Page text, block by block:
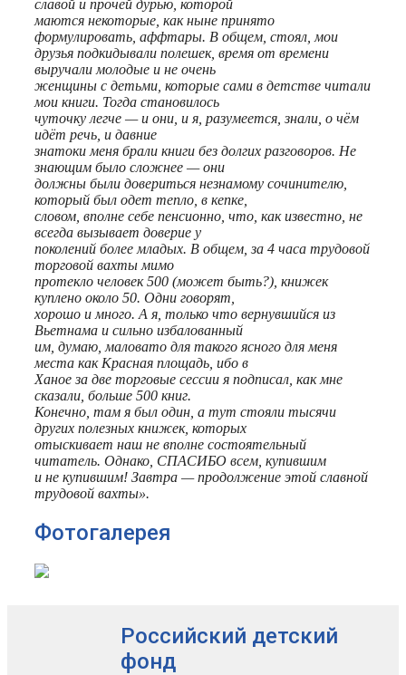
славой и прочей дурью, которой
маются некоторые, как ныне принято
формулировать, аффтары. В общем, стоял, мои
друзья подкидывали полешек, время от времени
выручали молодые и не очень
женщины с детьми, которые сами в детстве читали
мои книги. Тогда становилось
чуточку легче — и они, и я, разумеется, знали, о чём
идёт речь, и давние
знатоки меня брали книги без долгих разговоров. Не
знающим было сложнее — они
должны были довериться незнамому сочинителю,
который был одет тепло, в кепке,
словом, вполне себе пенсионно, что, как известно, не
всегда вызывает доверие у
поколений более младых. В общем, за 4 часа трудовой
торговой вахты мимо
протекло человек 500 (может быть?), книжек
куплено около 50. Одни говорят,
хорошо и много. А я, только что вернувшийся из
Вьетнама и сильно избалованный
им, думаю, маловато для такого ясного для меня
места как Красная площадь, ибо в
Ханое за две торговые сессии я подписал, как мне
сказали, больше 500 книг.
Конечно, там я был один, а тут стояли тысячи
других полезных книжек, которых
отыскивает наш не вполне состоятельный
читатель. Однако, СПАСИБО всем, купившим
и не купившим! Завтра — продолжение этой славной
трудовой вахты».
Фотогалерея
Российский детский
фонд